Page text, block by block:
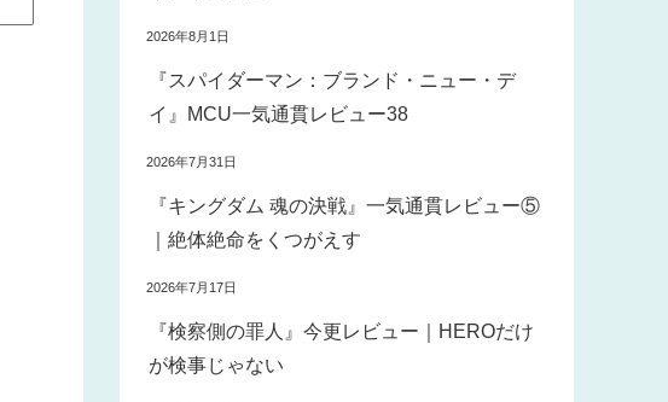
2026年8月1日
『スパイダーマン：ブランド・ニュー・デ
イ』MCU一気通貫レビュー38
2026年7月31日
『キングダム 魂の決戦』一気通貫レビュー⑤
｜絶体絶命をくつがえす
2026年7月17日
『検察側の罪人』今更レビュー｜HEROだけ
が検事じゃない